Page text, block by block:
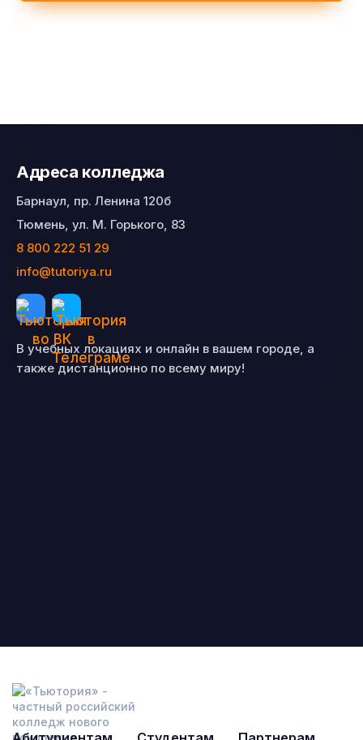
Адреса колледжа
Барнаул, пр. Ленина 120б
Тюмень, ул. М. Горького, 83
8 800 222 51 29
info@tutoriya.ru
В учебных локациях и онлайн в вашем городе, а
также дистанционно по всему миру!